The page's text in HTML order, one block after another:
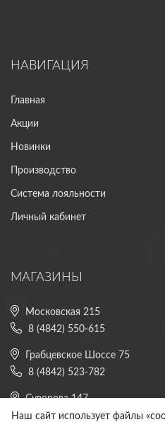
НАВИГАЦИЯ
Главная
Акции
Новинки
Производство
Система лояльности
Личный кабинет
МАГАЗИНЫ
Московская 215
8 (4842) 550-615
Грабцевское Шоссе 75
8 (4842) 523-782
Суворова 147
8 (4842) 225-882
Наш сайт использует файлы